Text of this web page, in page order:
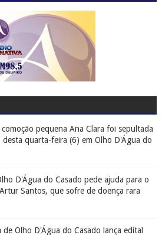
pequena Ana Clara foi sepultada
desta quarta-feira (6) em Olho D'Água do
D'Água do Casado pede ajuda para o
Santos, que sofre de doença rara
de Olho D'Água do Casado lança edital